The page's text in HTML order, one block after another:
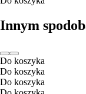
Innym
Do koszyka
Do koszyka
Do koszyka